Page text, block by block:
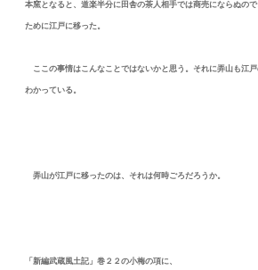
本窯となると、道楽半分に田舎の茶人相手では商売にならぬの
ために江戸に移った。
ここの事情はこんなことではないかと思う。それに弄山も江
わかっている。
弄山が江戸に移ったのは、それは何時ごろだろうか。
「新編武蔵風土記」巻２２の小梅の項に、